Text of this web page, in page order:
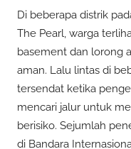
Di beberapa distrik
The Pearl, warga
basement dan lorong
aman. Lalu lintas di
tersendat ketika
mencari jalur untuk
berisiko. Sejumlah
di Bandara